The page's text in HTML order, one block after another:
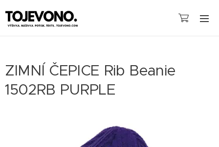
ZIMNÍ ČEPICE Rib Beanie
1502RB PURPLE